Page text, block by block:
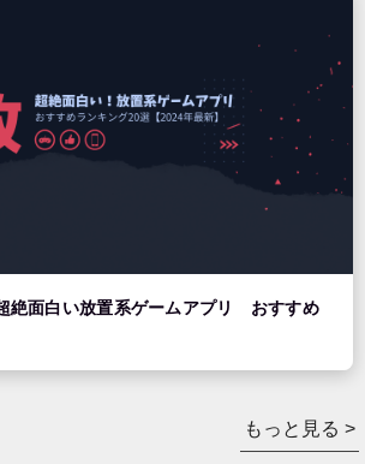
絶面白い放置系ゲームアプリ おすすめ
もっと見る >